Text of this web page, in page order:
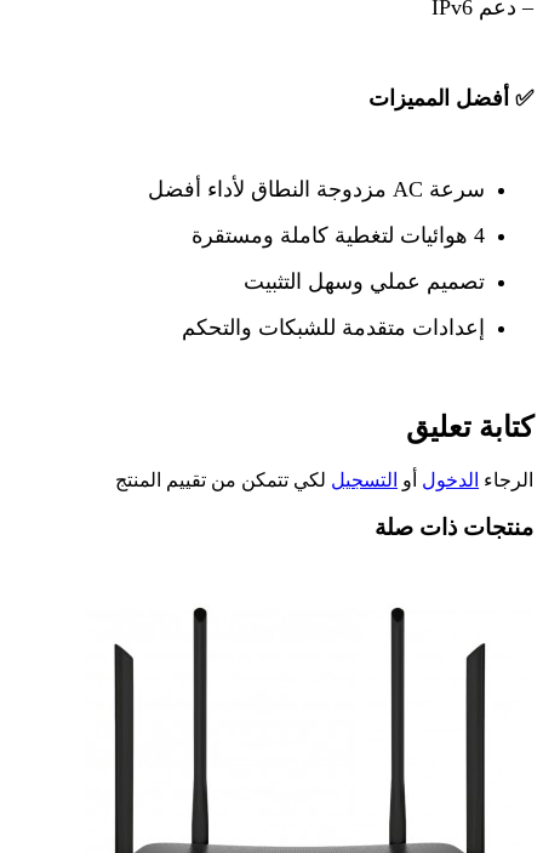
– دعم IPv6
✅ أفضل المميزات
سرعة AC مزدوجة النطاق لأداء أفضل
4 هوائيات لتغطية كاملة ومستقرة
تصميم عملي وسهل التثبيت
إعدادات متقدمة للشبكات والتحكم
كتابة تعليق
الرجاء الدخول أو التسجيل لكي تتمكن من تقييم المنتج
منتجات ذات صلة